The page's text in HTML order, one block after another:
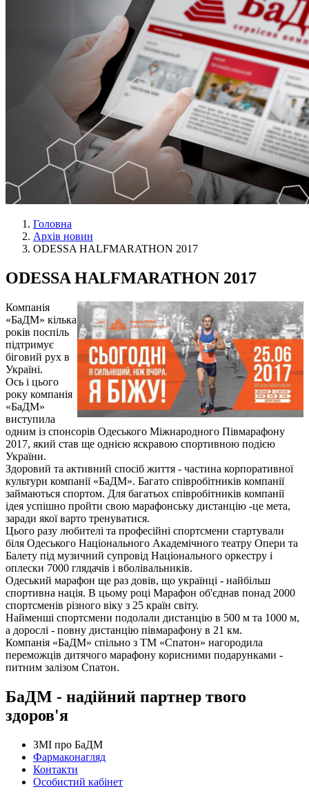
Головна
Архів новин
ODESSA HALFMARATHON 2017
ODESSA HALFMARATHON 2017
Компанія
«БаДМ» кілька
років поспіль
підтримує
біговий рух в
Україні.
Ось і цього
року компанія
«БаДМ»
виступила
одним із спонсорів Одеського Міжнародного Півмарафону
2017, який став ще однією яскравою спортивною подією
України.
Здоровий та активний спосіб життя - частина корпоративної
культури компанії «БаДМ». Багато співробітників компанії
займаються спортом. Для багатьох співробітників компанії
ідея успішно пройти свою марафонську дистанцію -це мета,
заради якої варто тренуватися.
Цього разу любителі та професійні спортсмени стартували
біля Одеського Національного Академічного театру Опери та
Балету під музичний супровід Національного оркестру і
оплески 7000 глядачів і вболівальників.
Одеський марафон ще раз довів, що українці - найбільш
спортивна нація. В цьому році Марафон об'єднав понад 2000
спортсменів різного віку з 25 країн світу.
Найменші спортсмени подолали дистанцію в 500 м та 1000 м,
а дорослі - повну дистанцію півмарафону в 21 км.
Компанія «БаДМ» спільно з ТМ «Спатон» нагородила
переможців дитячого марафону корисними подарунками -
питним залізом Спатон.
БаДМ - надійний партнер твого
здоров'я
ЗМІ про БаДМ
Фармаконагляд
Контакти
Особистий кабінет